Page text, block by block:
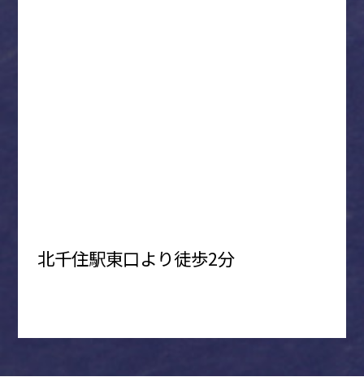
北千住駅東口より徒歩2分